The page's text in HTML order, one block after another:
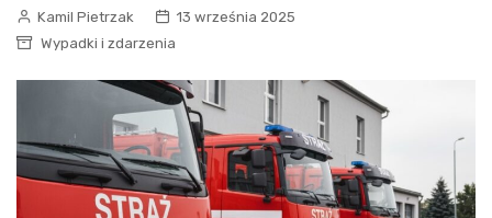
Kamil Pietrzak
13 września 2025
Wypadki i zdarzenia